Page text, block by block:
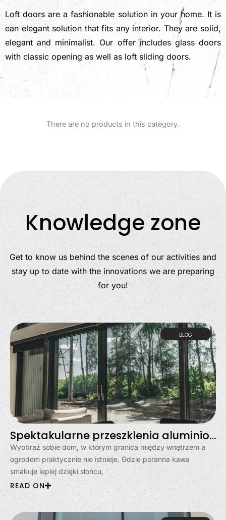
Loft doors are a fashionable solution in your home. It is
ean elegant solution that fits any interior. They are solid,
elegant and minimalist. Our offer includes glass doors
with classic opening as well as loft sliding doors.
There are no products in this category.
Knowledge zone
Get to know us behind the scenes of our activities and
stay up to date with the innovations we are preparing
for you!
BLOG
Spektakularne przeszklenia aluminiowe w Gdyni – dom otwarty na świat
Wyobraź sobie dom, w którym granica między wnętrzem a
ogrodem praktycznie nie istnieje. Gdzie poranna kawa
smakuje lepiej dzięki słońcu,
READ ON